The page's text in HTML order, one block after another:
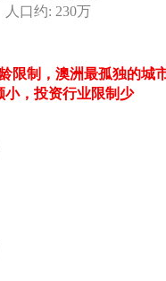
人口约: 230万
限制，澳洲最孤独的城
小，投资行业限制少